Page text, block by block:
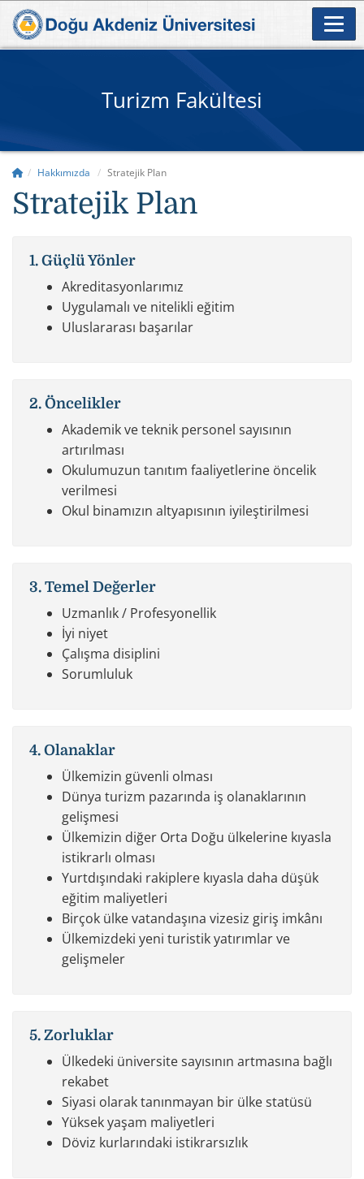
Turizm Fakültesi
Hakkımızda Stratejik Plan
Stratejik Plan
1. Güçlü Yönler
Akreditasyonlarımız
Uygulamalı ve nitelikli eğitim
Uluslararası başarılar
2. Öncelikler
Akademik ve teknik personel sayısının
artırılması
Okulumuzun tanıtım faaliyetlerine öncelik
verilmesi
Okul binamızın altyapısının iyileştirilmesi
3. Temel Değerler
Uzmanlık / Profesyonellik
İyi niyet
Çalışma disiplini
Sorumluluk
4. Olanaklar
Ülkemizin güvenli olması
Dünya turizm pazarında iş olanaklarının
gelişmesi
Ülkemizin diğer Orta Doğu ülkelerine kıyasla
istikrarlı olması
Yurtdışındaki rakiplere kıyasla daha düşük
eğitim maliyetleri
Birçok ülke vatandaşına vizesiz giriş imkânı
Ülkemizdeki yeni turistik yatırımlar ve
gelişmeler
5. Zorluklar
Ülkedeki üniversite sayısının artmasına bağlı
rekabet
Siyasi olarak tanınmayan bir ülke statüsü
Yüksek yaşam maliyetleri
Döviz kurlarındaki istikrarsızlık